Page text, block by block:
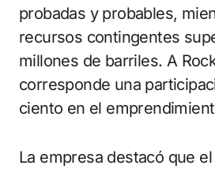
probadas y probables,
recursos contingentes
millones de barriles. A
corresponde una
ciento en el
La empresa destacó que